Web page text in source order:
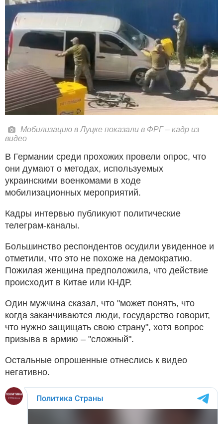
Мобилизацию в Луцке показали в ФРГ – кадр из
видео
В Германии среди прохожих провели опрос, что
они думают о методах, используемых
украинскими военкомами в ходе
мобилизационных мероприятий.
Кадры интервью публикуют политические
телеграм-каналы.
Большинство респондентов осудили увиденное и
отметили, что это не похоже на демократию.
Пожилая женщина предположила, что действие
происходит в Китае или КНДР.
Один мужчина сказал, что "может понять, что
когда заканчиваются люди, государство говорит,
что нужно защищать свою страну", хотя вопрос
призыва в армию – "сложный".
Остальные опрошенные отнеслись к видео
негативно.